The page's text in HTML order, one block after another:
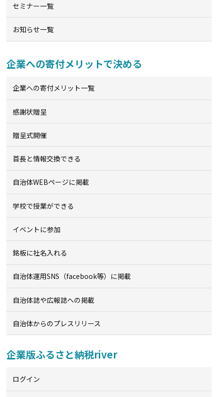
セミナー一覧
お知らせ一覧
企業への寄付メリットで決める
企業への寄付メリット一覧
感謝状贈呈
贈呈式開催
首長と情報交換できる
自治体WEBページに掲載
学校で授業ができる
イベントに参加
銘板に社名入れる
自治体運用SNS（facebook等）に掲載
自治体誌や広報誌への掲載
自治体からのプレスリリース
企業版ふるさと納税river
ログイン